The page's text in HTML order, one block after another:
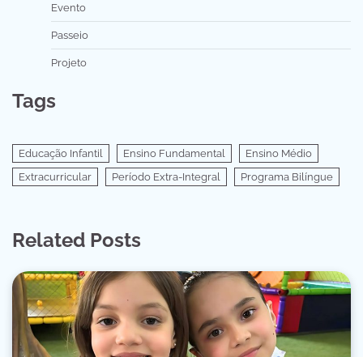
Evento
Passeio
Projeto
Tags
Educação Infantil Ensino Fundamental
Ensino Médio
Extracurricular
Período Extra-Integral Programa Bilíngue
Related Posts